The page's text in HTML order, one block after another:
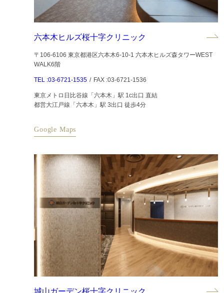
六本木ヒルズ桜十字クリニック
〒106-6106 東京都港区六本木6-10-1 六本木ヒルズ森タワーWEST
WALK6階
TEL :03-6721-1535 / FAX :03-6721-1536
東京メトロ日比谷線「六本木」駅 1c出口 直結
都営大江戸線「六本木」駅 3出口 徒歩4分
Google Maps
城山ガーデン桜十字クリニック